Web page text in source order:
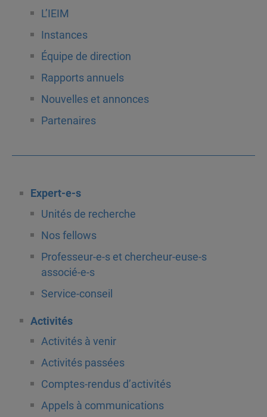
L’IEIM
Instances
Équipe de direction
Rapports annuels
Nouvelles et annonces
Partenaires
Expert-e-s
Unités de recherche
Nos fellows
Professeur-e-s et chercheur-euse-s
associé-e-s
Service-conseil
Activités
Activités à venir
Activités passées
Comptes-rendus d’activités
Appels à communications